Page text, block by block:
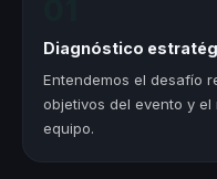
Diagnóstico
Entendemos el desafío
objetivos del evento y
equipo.